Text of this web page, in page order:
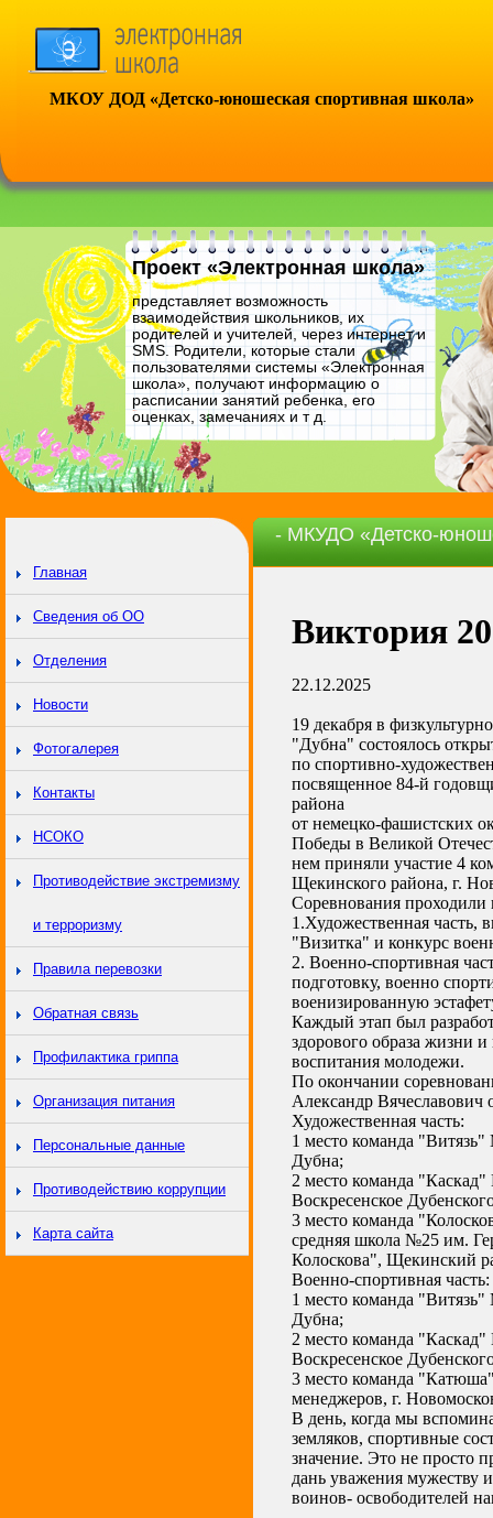
МКОУ ДОД «Детско-юношеская спортивная школа»
Проект «Электронная школа»
представляет возможность
взаимодействия школьников, их
родителей и учителей, через интернет и
SMS. Родители, которые стали
пользователями системы «Электронная
школа», получают информацию о
расписании занятий ребенка, его
оценках, замечаниях и т д.
Главная
Сведения об ОО
Отделения
Новости
Фотогалерея
Контакты
НСОКО
Противодействие экстремизму
и терроризму
Правила перевозки
Обратная связь
Профилактика гриппа
Организация питания
Персональные данные
Противодействию коррупции
Карта сайта
- МКУДО «Детско-
Виктория
22.12.2025
19 декабря в
"Дубна" состоялось
по спортивно-
посвященное 84-й
района
от немецко-фашистских
Победы в Великой
нем приняли участие 4
Щекинского района, г.
Соревнования проходили
1.Художественная часть,
"Визитка" и конкурс
2. Военно-спортивная
подготовку, военно
военизированную
Каждый этап был
здорового образа жизни
воспитания молодежи.
По окончании
Александр Вячеславович
Художественная часть:
1 место команда
Дубна;
2 место команда
Воскресенское
3 место команда
средняя школа №25 им.
Колоскова", Щекинский
Военно-спортивная часть:
1 место команда
Дубна;
2 место команда
Воскресенское
3 место команда
менеджеров, г.
В день, когда мы
земляков, спортивные
значение. Это не просто
дань уважения мужеству
воинов- освободителей